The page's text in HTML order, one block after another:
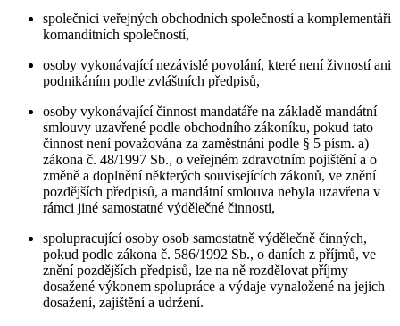
společníci veřejných obchodních společností a komplementáři
komanditních společností,
osoby vykonávající nezávislé povolání, které není živností ani
podnikáním podle zvláštních předpisů,
osoby vykonávající činnost mandatáře na základě mandátní
smlouvy uzavřené podle obchodního zákoníku, pokud tato
činnost není považována za zaměstnání podle § 5 písm. a)
zákona č. 48/1997 Sb., o veřejném zdravotním pojištění a o
změně a doplnění některých souvisejících zákonů, ve znění
pozdějších předpisů, a mandátní smlouva nebyla uzavřena v
rámci jiné samostatné výdělečné činnosti,
spolupracující osoby osob samostatně výdělečně činných,
pokud podle zákona č. 586/1992 Sb., o daních z příjmů, ve
znění pozdějších předpisů, lze na ně rozdělovat příjmy
dosažené výkonem spolupráce a výdaje vynaložené na jejich
dosažení, zajištění a udržení.